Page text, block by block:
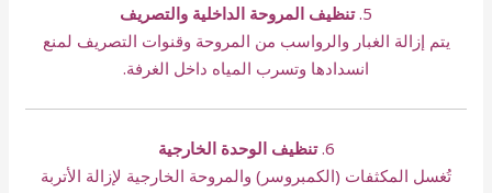
5. تنظيف المروحة الداخلية والتصريف
يتم إزالة الغبار والرواسب من المروحة وقنوات التصريف لمنع
انسدادها وتسرب المياه داخل الغرفة.
6. تنظيف الوحدة الخارجية
تُغسل المكثفات (الكمبروسر) والمروحة الخارجية لإزالة الأتربة